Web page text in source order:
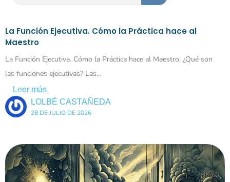
La Función Ejecutiva. Cómo la Práctica hace al
Maestro
La Función Ejecutiva. Cómo la Práctica hace al Maestro. ¿Qué son
las funciones ejecutivas? Las...
Leer más
LOLBÉ CASTAÑEDA
28 DE JULIO DE 2026